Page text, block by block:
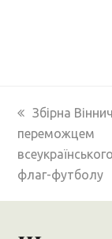
previous
post:
Збірна
переможцем
флаг-футболу